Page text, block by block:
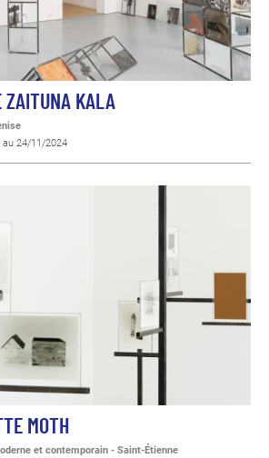
ZAITUNA KALA
au 24/11/2024
MOTH
et contemporain - Saint-Étienne